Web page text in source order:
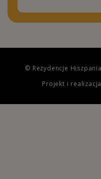
© Rezydencje
Projekt i